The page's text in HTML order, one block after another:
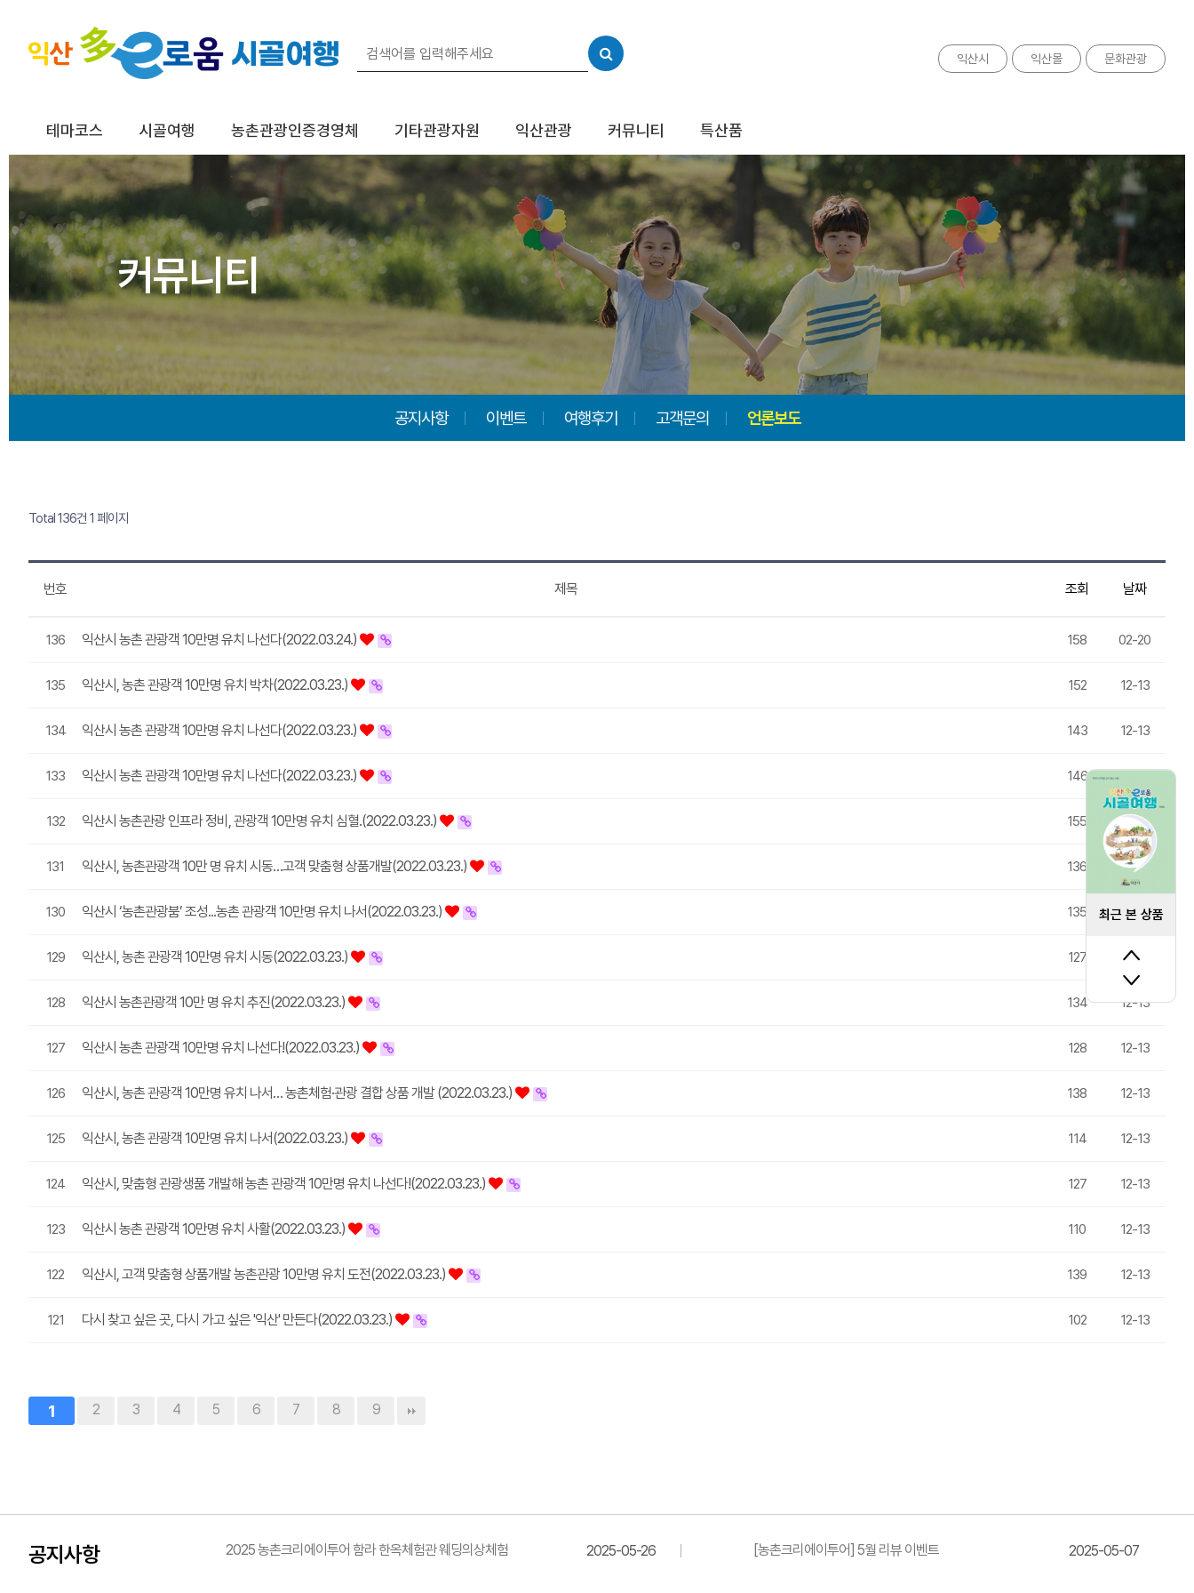
익산시 익산몰 문화관광
테마코스 시골여행 농촌관광인증경영체 기타관광자원 익산관광 커뮤니티 특산품
최근 본 상품
커뮤니티
공지사항 이벤트 여행후기 고객문의 언론보도
Total 136건 1 페이지
번호 제목 조회 날짜
136 익산시 농촌 관광객 10만명 유치 나선다(2022.03.24.) 158 02-20
135 익산시, 농촌 관광객 10만명 유치 박차(2022.03.23.) 152 12-13
134 익산시 농촌 관광객 10만명 유치 나선다(2022.03.23.) 143 12-13
133 익산시 농촌 관광객 10만명 유치 나선다(2022.03.23.) 146
132 익산시 농촌관광 인프라 정비, 관광객 10만명 유치 심혈.(2022.03.23.) 155 12-13
131 익산시, 농촌관광객 10만 명 유치 시동…고객 맞춤형 상품개발(2022.03.23.) 136 12-13
130 익산시 ‘농촌관광붐’ 조성...농촌 관광객 10만명 유치 나서(2022.03.23.) 135 12-13
129 익산시, 농촌 관광객 10만명 유치 시동(2022.03.23.) 127 12-13
128 익산시 농촌관광객 10만 명 유치 추진(2022.03.23.) 134 12-13
127 익산시 농촌 관광객 10만명 유치 나선다!(2022.03.23.) 128 12-13
126 익산시, 농촌 관광객 10만명 유치 나서… 농촌체험·관광 결합 상품 개발 (2022.03.23.) 138 12-13
125 익산시, 농촌 관광객 10만명 유치 나서(2022.03.23.) 114 12-13
124 익산시, 맞춤형 관광생품 개발해 농촌 관광객 10만명 유치 나선다!(2022.03.23.) 127 12-13
123 익산시 농촌 관광객 10만명 유치 사활(2022.03.23.) 110 12-13
122 익산시, 고객 맞춤형 상품개발 농촌관광 10만명 유치 도전(2022.03.23.) 139 12-13
121 다시 찾고 싶은 곳, 다시 가고 싶은 '익산' 만든다(2022.03.23.) 102 12-13
1 2 3 4 5 6 7 8 9
공지사항 2025 농촌크리에이투어 함라 한옥체험관 웨딩의상체험 2025-05-26 [농촌크리에이투어] 5월 리뷰 이벤트 2025-05-07